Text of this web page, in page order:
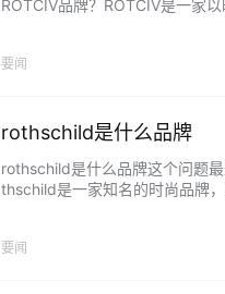
ROTCIV品牌？ROTCIV是一家
要闻
rothschild是什么品牌
rothschild是什么品牌这个问题
thschild是一家知名的时尚品牌
要闻